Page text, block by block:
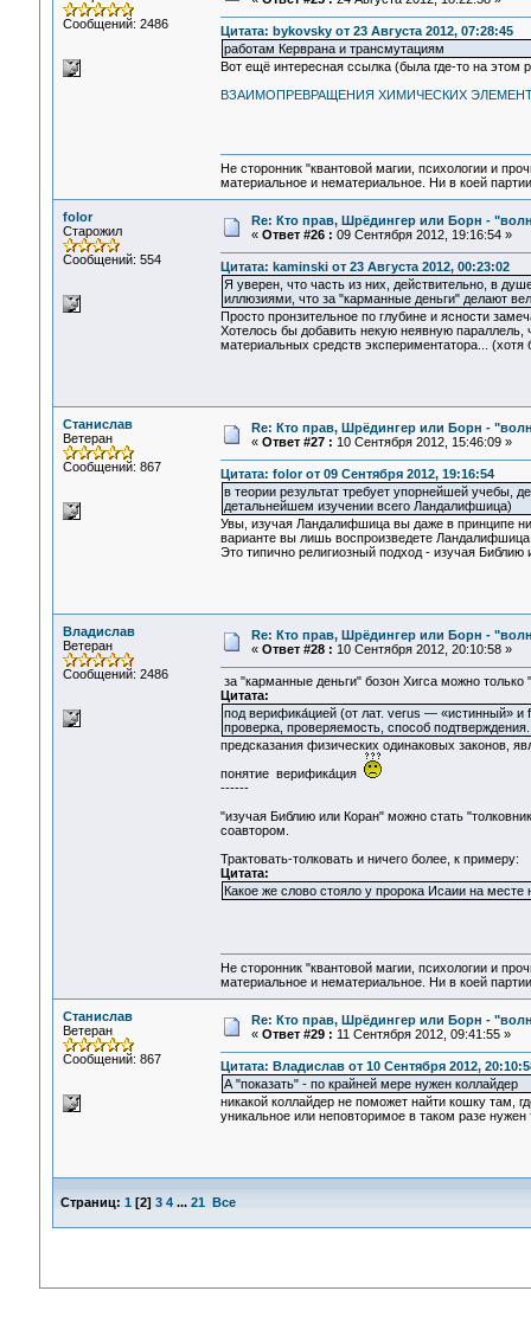
Сообщений: 2486
Цитата: bykovsky от 23 Августа 2012, 07:28:45
работам Керврана и трансмутациям
Вот ещё интересная ссылка (была где-то на
ВЗАИМОПРЕВРАЩЕНИЯ ХИМИЧЕСКИХ
Не сторонник "квантовой магии, психологии и
материальное и нематериальное. Ни в коей
folor
Старожил
Сообщений: 554
Re: Кто прав, Шрёдингер или Борн -
« Ответ #26 : 09 Сентября 2012, 19:16:54 »
Цитата: kaminski от 23 Августа 2012, 00:23:02
Я уверен, что часть из них, действительно, в
иллюзиями, что за "карманные деньги" делают
Просто пронзительное по глубине и ясности
Хотелось бы добавить некую неявную
материальных средств экспериментатора...
Станислав
Ветеран
Сообщений: 867
Re: Кто прав, Шрёдингер или Борн -
« Ответ #27 : 10 Сентября 2012, 15:46:09 »
Цитата: folor от 09 Сентября 2012, 19:16:54
в теории результат требует упорнейшей учебы,
детальнейшем изучении всего Ландалифшица)
Увы, изучая Ландалифшица вы даже в принципе
варианте вы лишь воспроизведете
Это типично религиозный подход - изучая
Владислав
Ветеран
Сообщений: 2486
Re: Кто прав, Шрёдингер или Борн -
« Ответ #28 : 10 Сентября 2012, 20:10:58 »
за "карманные деньги" бозон Хигса можно
Цитата:
под верифика́цией (от лат. verus — «истинный»
проверка, проверяемость, способ
предсказания физических одинаковых законов,
понятие верифика́ция
------
"изучая Библию или Коран" можно стать
соавтором.
Трактовать-толковать и ничего более, к примеру:
Цитата:
Какое же слово стояло у пророка Исаии на
Не сторонник "квантовой магии, психологии и
материальное и нематериальное. Ни в коей
Станислав
Ветеран
Сообщений: 867
Re: Кто прав, Шрёдингер или Борн -
« Ответ #29 : 11 Сентября 2012, 09:41:55 »
Цитата: Владислав от 10 Сентября 2012,
А "показать" - по крайней мере нужен коллайдер
никакой коллайдер не поможет найти кошку там,
уникальное или неповторимое в таком разе
Страниц: 1 [2] 3 4 ... 21 Все